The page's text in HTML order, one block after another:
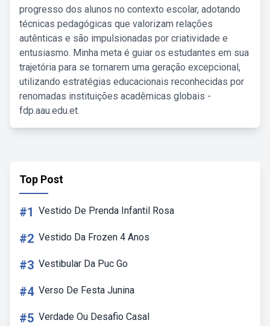
progresso dos alunos no contexto escolar, adotando
técnicas pedagógicas que valorizam relações
autênticas e são impulsionadas por criatividade e
entusiasmo. Minha meta é guiar os estudantes em sua
trajetória para se tornarem uma geração excepcional,
utilizando estratégias educacionais reconhecidas por
renomadas instituições acadêmicas globais -
fdp.aau.edu.et.
Top Post
#1 Vestido De Prenda Infantil Rosa
#2 Vestido Da Frozen 4 Anos
#3 Vestibular Da Puc Go
#4 Verso De Festa Junina
#5 Verdade Ou Desafio Casal